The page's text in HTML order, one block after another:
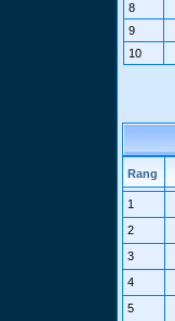
8
9
10
Rang
1
2
3
4
5